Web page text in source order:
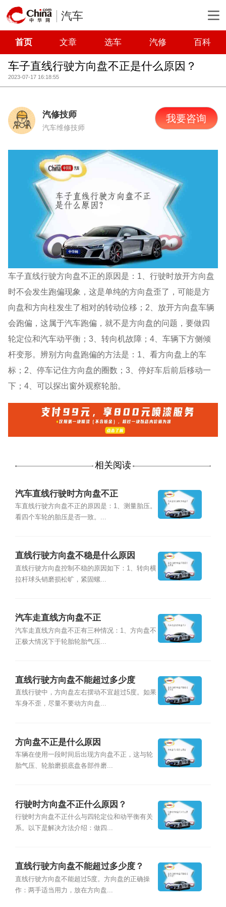
汽车
首页 文章 选车 汽修 百科
车子直线行驶方向盘不正是什么原因？
2023-07-17 16:18:55
汽修技师
汽车维修技师
我要咨询
车子直线行驶方向盘不正的原因是：1、行驶时放开方向盘
时不会发生跑偏现象，这是单纯的方向盘歪了，可能是方
向盘和方向柱发生了相对的转动位移；2、放开方向盘车辆
会跑偏，这属于汽车跑偏，就不是方向盘的问题，要做四
轮定位和汽车动平衡；3、转向机故障；4、车辆下方侧倾
杆变形。辨别方向盘跑偏的方法是：1、看方向盘上的车
标；2、停车记住方向盘的圈数；3、停好车后前后移动一
下；4、可以探出窗外观察轮胎。
相关阅读
汽车直线行驶时方向盘不正
车直线行驶方向盘不正的原因是：1、测量胎压。
看四个车轮的胎压是否一致。...
直线行驶方向盘不稳是什么原因
直线行驶方向盘控制不稳的原因如下：1、转向横
拉杆球头销磨损松旷，紧固螺...
汽车走直线方向盘不正
汽车走直线方向盘不正有三种情况：1、方向盘不
正极大情况下于轮胎轮胎气压...
直线行驶方向盘不能超过多少度
直线行驶中，方向盘左右摆动不宜超过5度。如果
车身不歪，尽量不要动方向盘...
方向盘不正是什么原因
车辆在使用一段时间后出现方向盘不正，这与轮
胎气压、轮胎磨损底盘各部件磨...
行驶时方向盘不正什么原因？
行驶时方向盘不正什么与四轮定位和动平衡有关
系。以下是解决方法介绍：做四...
直线行驶方向盘不能超过多少度？
直线行驶方向盘不能超过5度。方向盘的正确操
作：两手适当用力，放在方向盘...